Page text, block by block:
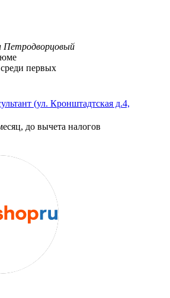
Петродворцовый
первых
(ул. Кронштадтская д.4,
до вычета налогов